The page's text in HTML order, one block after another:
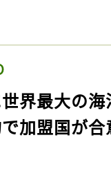
世界最大の
加盟国が合
入りに
ンが必